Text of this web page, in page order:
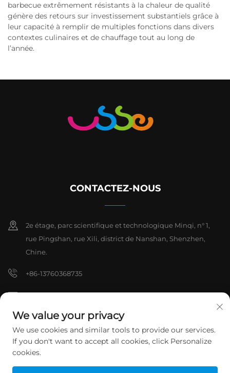
barbecue extrêmement résistants à la chaleur de qualité
génère des retours sur investissement substantiels grâce à
leur capacité à remplir de multiples fonctions dans divers
contextes culinaires et de chauffage tout au long de
l’année.
CONTACTEZ-NOUS
2e étage, parc scientifique et technologique Minqi, n° 1,
rue Pingshan, rue Xili, district de Nanshan, Shenzhen,
Chine.
+86-13760368735
Droits d'auteur © 2026 Shenzhen Hanchuan Industrial Co., Ltd. Tous
droits réservés. Politique de confidentialité
We value your privacy
We use cookies and similar tools to provide our services.
If you don't want to accept all cookies, click Personalize
cookies.